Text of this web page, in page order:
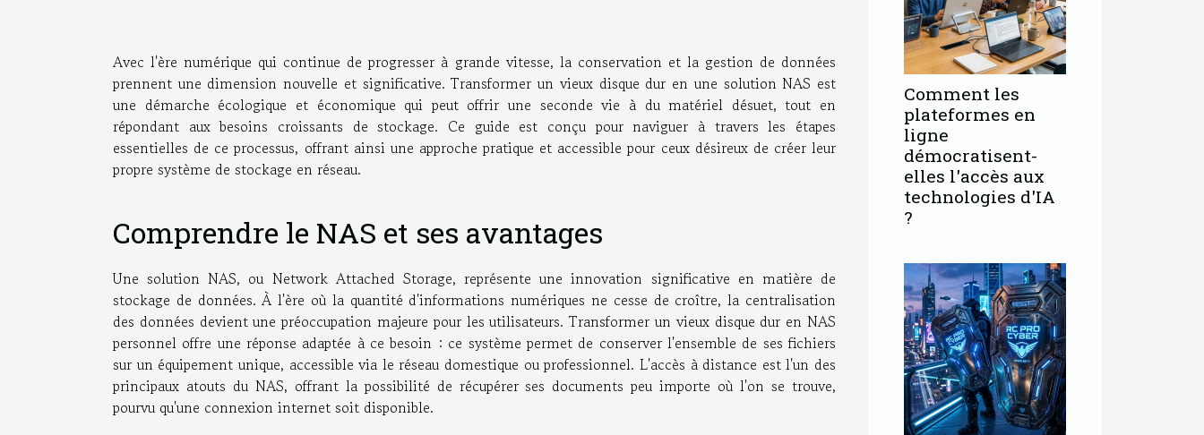
Avec l'ère numérique qui continue de progresser à grande vitesse, la conservation et la gestion de données
prennent une dimension nouvelle et significative. Transformer un vieux disque dur en une solution NAS est
une démarche écologique et économique qui peut offrir une seconde vie à du matériel désuet, tout en
répondant aux besoins croissants de stockage. Ce guide est conçu pour naviguer à travers les étapes
essentielles de ce processus, offrant ainsi une approche pratique et accessible pour ceux désireux de créer leur
propre système de stockage en réseau.
Comprendre le NAS et ses avantages
Une solution NAS, ou Network Attached Storage, représente une innovation significative en matière de
stockage de données. À l'ère où la quantité d'informations numériques ne cesse de croître, la centralisation
des données devient une préoccupation majeure pour les utilisateurs. Transformer un vieux disque dur en NAS
personnel offre une réponse adaptée à ce besoin : ce système permet de conserver l'ensemble de ses fichiers
sur un équipement unique, accessible via le réseau domestique ou professionnel. L'accès à distance est l'un des
principaux atouts du NAS, offrant la possibilité de récupérer ses documents peu importe où l'on se trouve,
pourvu qu'une connexion internet soit disponible.
Comment les
plateformes en
ligne
démocratisent-
elles l'accès aux
technologies d'IA
?